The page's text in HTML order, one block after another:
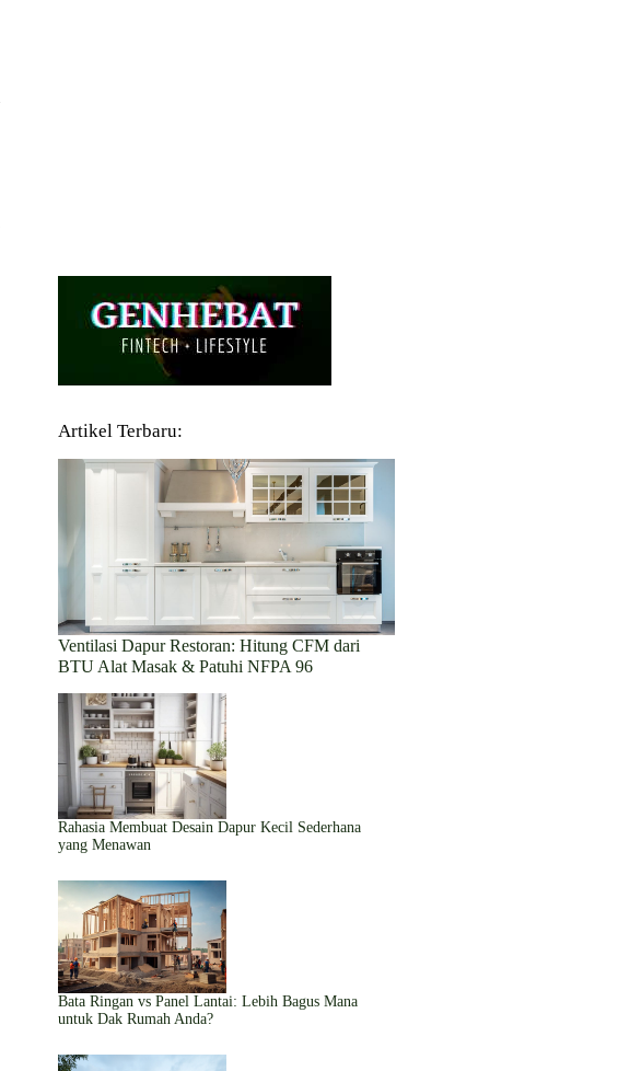
Artikel Terbaru:
Ventilasi Dapur Restoran: Hitung CFM dari
BTU Alat Masak & Patuhi NFPA 96
Rahasia Membuat Desain Dapur Kecil Sederhana
yang Menawan
Bata Ringan vs Panel Lantai: Lebih Bagus Mana
untuk Dak Rumah Anda?